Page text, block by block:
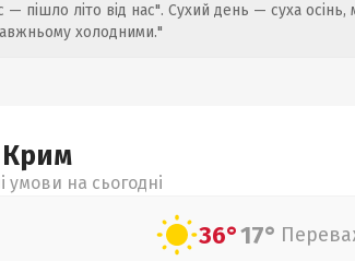
пішло літо від нас". Сухий день — суха
холодними."
Крим
умови на сьогодні
36°17°